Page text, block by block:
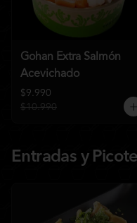
Gohan Extra Salmón
Acevichado
$9.990
$10.990
Entradas y